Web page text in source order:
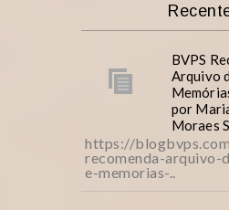
BVPS
Arquivo
por
Moraes
https://
recomenda-arquivo-
e-memorias-..